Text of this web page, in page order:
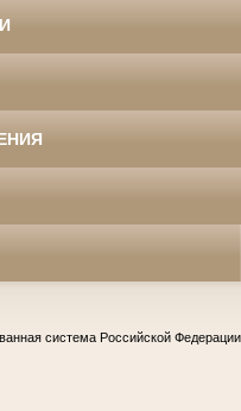
система Российской